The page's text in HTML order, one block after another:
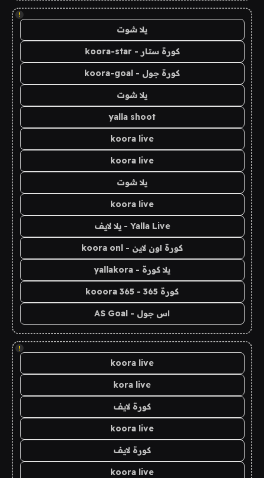
!
يلا شوت
كورة ستار - koora-star
كورة جول - koora-goal
يلا شوت
yalla shoot
koora live
koora live
يلا شوت
koora live
Yalla Live - يلا لايف
كورة اون لاين - koora onl
يلا كورة - yallakora
كورة 365 - kooora 365
اس جول - AS Goal
!
koora live
kora live
كورة لايف
koora live
كورة لايف
koora live